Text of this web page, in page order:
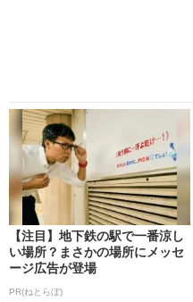
【注目】地下鉄の駅で一番涼し
い場所？まさかの場所にメッセ
ージ広告が登場
PR(ねとらぼ)